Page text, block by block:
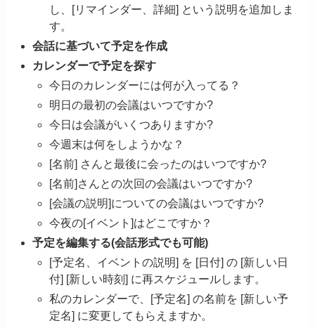
し、[リマインダー、詳細] という説明を追加しま
す。
会話に基づいて予定を作成
カレンダーで予定を探す
今日のカレンダーには何が入ってる？
明日の最初の会議はいつですか?
今日は会議がいくつありますか?
今週末は何をしようかな？
[名前] さんと最後に会ったのはいつですか?
[名前]さんとの次回の会議はいつですか?
[会議の説明]についての会議はいつですか?
今夜の[イベント]はどこですか？
予定を編集する(会話形式でも可能)
[予定名、イベントの説明] を [日付] の [新しい日
付] [新しい時刻] に再スケジュールします。
私のカレンダーで、[予定名] の名前を [新しい予
定名] に変更してもらえますか。